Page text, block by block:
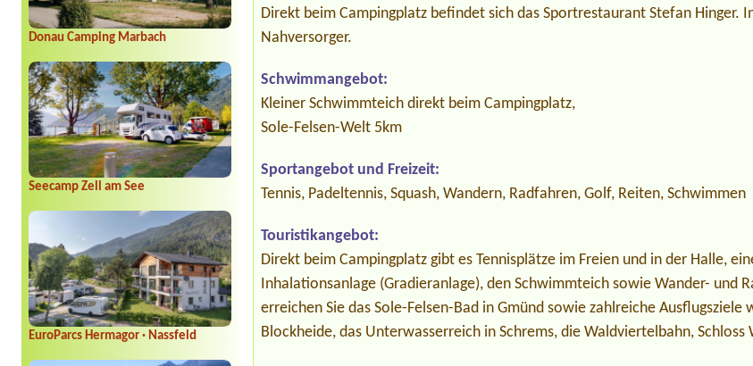
Donau Camping Marbach
Seecamp Zell am See
EuroParcs Hermagor · Nassfeld
Direkt beim Campingplatz befindet sich das Sportrestaurant Stefan Hinger.
Nahversorger.
Schwimmangebot:
Kleiner Schwimmteich direkt beim Campingplatz,
Sole-Felsen-Welt 5km
Sportangebot und Freizeit:
Tennis, Padeltennis, Squash, Wandern, Radfahren, Golf, Reiten, Schwimmen
Touristikangebot:
Direkt beim Campingplatz gibt es Tennisplätze im Freien und in der Halle,
Inhalationsanlage (Gradieranlage), den Schwimmteich sowie Wander- und
erreichen Sie das Sole-Felsen-Bad in Gmünd sowie zahlreiche Ausflugsziele
Blockheide, das Unterwasserreich in Schrems, die Waldviertelbahn,